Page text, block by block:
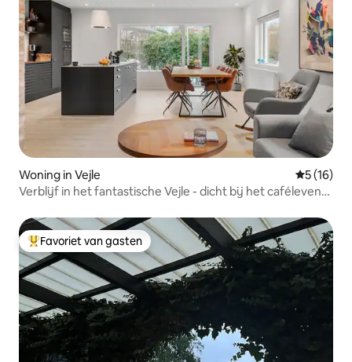
Woning in Vejle
5 (16)
Verblijf in het fantastische Vejle - dicht bij het caféleven
Topfavoriet van gasten
Favoriet van gasten